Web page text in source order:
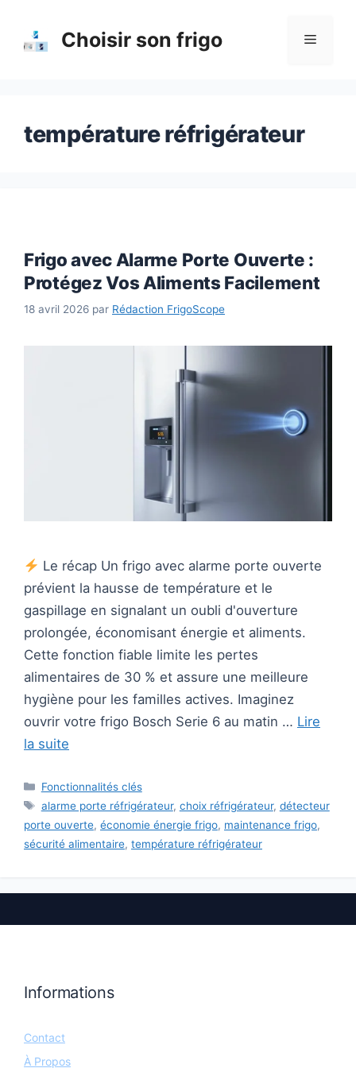
contenu
Choisir son frigo Menu
température réfrigérateur
Frigo avec Alarme Porte Ouverte :
Protégez Vos Aliments Facilement
18 avril 2026 par Rédaction FrigoScope
Le récap Un frigo avec alarme porte ouverte
prévient la hausse de température et le
gaspillage en signalant un oubli d'ouverture
prolongée, économisant énergie et aliments.
Cette fonction fiable limite les pertes
alimentaires de 30 % et assure une meilleure
hygiène pour les familles actives. Imaginez
ouvrir votre frigo Bosch Serie 6 au matin … Lire
la suite
Catégories
Fonctionnalités clés
Étiquettes
alarme porte réfrigérateur, choix réfrigérateur, détecteur
porte ouverte, économie énergie frigo, maintenance frigo,
sécurité alimentaire, température réfrigérateur
Informations
Contact
À Propos